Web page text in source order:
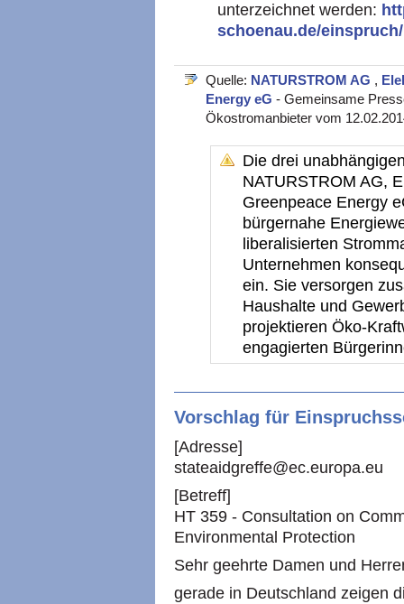
unterzeichnet werden:
schoenau.de/einspruch/
Quelle: NATURSTROM AG ,
Energy eG - Gemeinsame
Ökostromanbieter vom
Die drei
NATURSTROM AG,
Greenpeace Energy
bürgernahe
liberalisierten
Unternehmen
ein. Sie versorgen
Haushalte und
projektieren Öko-
engagierten
Vorschlag für
[Adresse]
stateaidgreffe@ec.europa.eu
[Betreff]
HT 359 - Consultation on
Environmental Protection
Sehr geehrte Damen und
gerade in Deutschland zeigen